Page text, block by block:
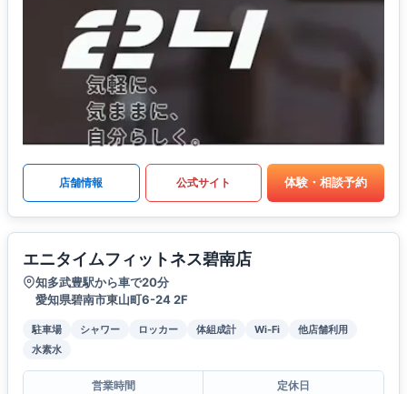
店舗情報 公式サイト 体験・相談予約
エニタイムフィットネス碧南店
知多武豊駅から車で20分
愛知県碧南市東山町6-24 2F
駐車場 シャワー ロッカー 体組成計 Wi-Fi
他店舗利用
水素水
営業時間 定休日